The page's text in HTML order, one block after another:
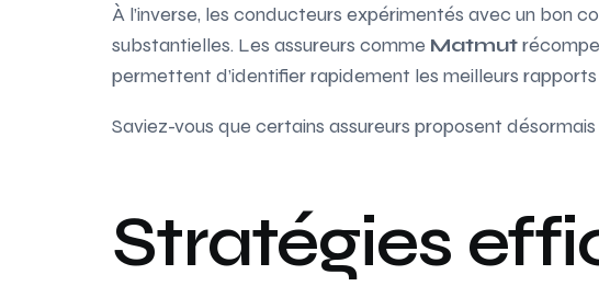
À l’inverse, les conducteurs expérimentés avec un bon
substantielles. Les assureurs comme Matmut
permettent d’identifier rapidement les meilleurs
Saviez-vous que certains assureurs proposent
Stratégies